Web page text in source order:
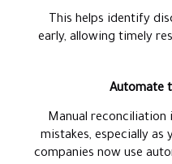
This helps identify
early, allowing timely
Automate
Manual reconciliation
mistakes, especially as
companies now use